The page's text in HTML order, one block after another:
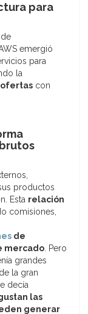
para
emergió
para
la
ofertas con
productos
Esta relación
comisiones,
de
mercado. Pero
grandes
la gran
decía
las
generar